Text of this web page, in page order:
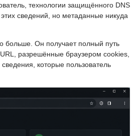
технологии защищённого DNS
сведений, но метаданные никуда
больше. Он получает полный путь
разрешённые браузером cookies,
которые пользователь